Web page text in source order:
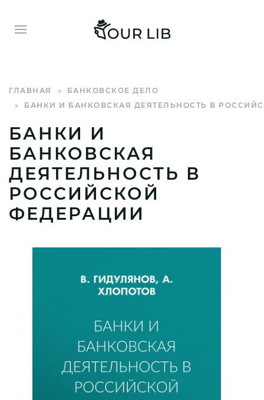
ГЛАВНАЯ
БАНКОВСКОЕ ДЕЛО
БАНКИ И БАНКОВСКАЯ ДЕЯТЕЛЬНОСТЬ В
БАНКИ И
БАНКОВСКАЯ
ДЕЯТЕЛЬНОСТЬ В
РОССИЙСКОЙ
ФЕДЕРАЦИИ